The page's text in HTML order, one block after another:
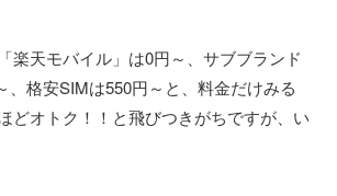
楽天モバイル」は0円～、サブブランド
、格安SIMは550円～と、料金だけみる
どオトク！！と飛びつきがちですが、い